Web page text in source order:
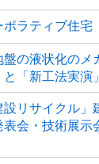
ラティブ住宅
の液状化のメ
「新工法実演」
設リサイクル」
会・技術展示